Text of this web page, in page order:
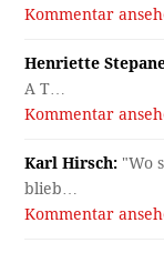
Kommentar
Henriette
A T…
Kommentar
Karl Hirsch: "Wo
blieb…
Kommentar